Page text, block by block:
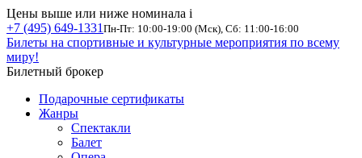
Цены выше или ниже номинала i
+7 (495) 649-1331 Пн-Пт: 10:00-19:00 (Мск), Сб: 11:00-16:00
Билеты на спортивные и культурные мероприятия по всему
миру!
Билетный брокер
Подарочные сертификаты
Жанры
Спектакли
Балет